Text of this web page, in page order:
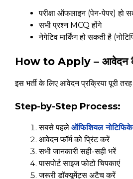
परीक्षा ऑफलाइन (पेन-पेपर) हो
सभी प्रश्न MCQ होंगे
नेगेटिव मार्किंग हो सकती है
How to Apply – आवेदन
इस भर्ती के लिए आवेदन प्रक्रिया पूरी तरह
Step-by-Step Process:
सबसे पहले ऑफिशियल
आवेदन फॉर्म को प्रिंट करें
सभी जानकारी सही-सही भरें
पासपोर्ट साइज फोटो चिपकाएं
जरूरी डॉक्यूमेंट्स अटैच करें